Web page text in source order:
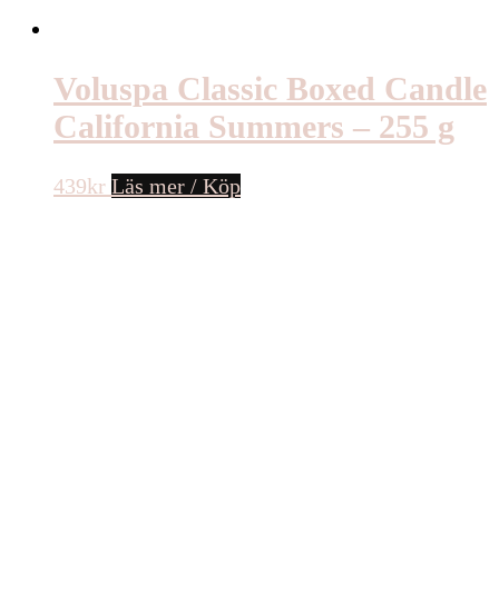
Voluspa Classic Boxed Candle
California Summers – 255 g
439kr Läs mer / Köp